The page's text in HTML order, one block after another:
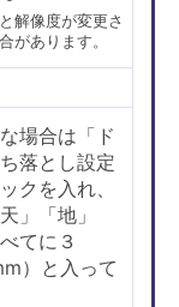
解像度が変更さ
があります。
場合は「ド
落とし設定
クを入れ、
」「地」
てに３
）と入って